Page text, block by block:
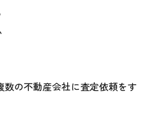
の不動産会社に査定依頼をす